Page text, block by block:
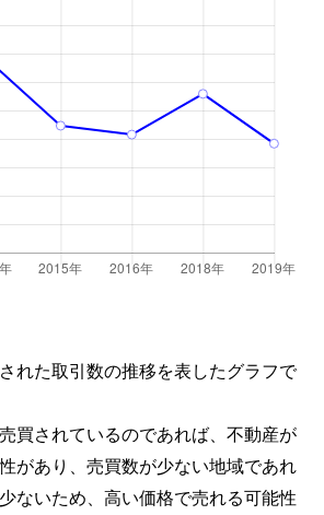
れた取引数の推移を表したグラフで
買されているのであれば、不動産が
があり、売買数が少ない地域であれ
ないため、高い価格で売れる可能性